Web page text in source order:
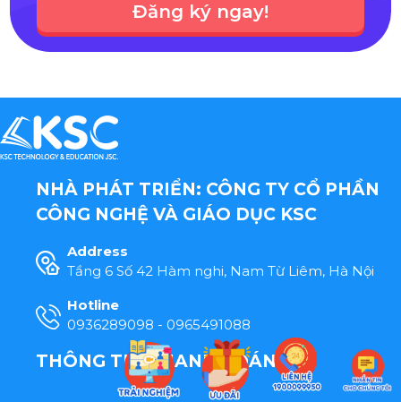
Đăng ký ngay!
NHÀ PHÁT TRIỂN: CÔNG TY CỔ PHẦN
CÔNG NGHỆ VÀ GIÁO DỤC KSC
Address
Tầng 6 Số 42 Hàm nghi, Nam Từ Liêm, Hà Nội
Hotline
0936289098 - 0965491088
THÔNG TIN THANH TOÁN